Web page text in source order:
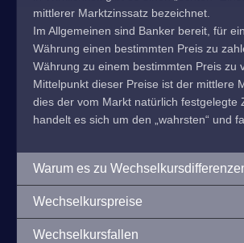
mittlerer Marktzinssatz bezeichnet.
Im Allgemeinen sind Banker bereit, für
Währung einen bestimmten Preis zu
Währung zu einem bestimmten Preis zu
Mittelpunkt dieser Preise ist der mittlere
dies der vom Markt natürlich festgelegte
handelt es sich um den „wahrsten“ und
Warum es zu
Wechselkurspreise
Wechselkursfallen